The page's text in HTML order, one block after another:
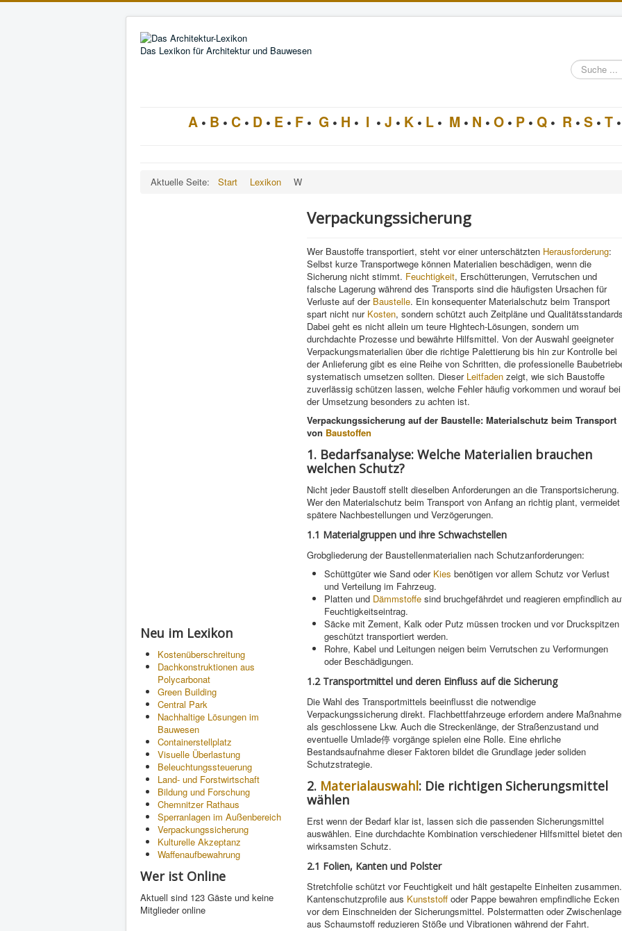
Das Lexikon für Architektur und Bauwesen
Suche
im
A • B • C • D • E • F • G • H • I • J • K • L • M • N • O • P • Q • R • S • T •
Aktuelle Seite: Start Lexikon W
Neu im Lexikon
Kostenüberschreitung
Dachkonstruktionen aus
Polycarbonat
Green Building
Central Park
Nachhaltige Lösungen im
Bauwesen
Containerstellplatz
Visuelle Überlastung
Beleuchtungssteuerung
Land- und Forstwirtschaft
Bildung und Forschung
Chemnitzer Rathaus
Sperranlagen im Außenbereich
Verpackungssicherung
Kulturelle Akzeptanz
Waffenaufbewahrung
Wer ist Online
Aktuell sind 123 Gäste und keine
Mitglieder online
Verpackungssicherung
Wer Baustoffe transportiert, steht vor einer unterschätzten Herausforderung:
Selbst kurze Transportwege können Materialien beschädigen, wenn die
Sicherung nicht stimmt. Feuchtigkeit, Erschütterungen, Verrutschen und
falsche Lagerung während des Transports sind die häufigsten Ursachen für
Verluste auf der Baustelle. Ein konsequenter Materialschutz beim Transport
spart nicht nur Kosten, sondern schützt auch Zeitpläne und
Dabei geht es nicht allein um teure Hightech-Lösungen, sondern um
durchdachte Prozesse und bewährte Hilfsmittel. Von der Auswahl geeigneter
Verpackungsmaterialien über die richtige Palettierung bis hin zur Kontrolle bei
der Anlieferung gibt es eine Reihe von Schritten, die professionelle
systematisch umsetzen sollten. Dieser Leitfaden zeigt, wie sich Baustoffe
zuverlässig schützen lassen, welche Fehler häufig vorkommen und worauf bei
der Umsetzung besonders zu achten ist.
Verpackungssicherung auf der Baustelle: Materialschutz beim Transport
von Baustoffen
1. Bedarfsanalyse: Welche Materialien brauchen
welchen Schutz?
Nicht jeder Baustoff stellt dieselben Anforderungen an die Transportsicherung.
Wer den Materialschutz beim Transport von Anfang an richtig plant, vermeidet
spätere Nachbestellungen und Verzögerungen.
1.1 Materialgruppen und ihre Schwachstellen
Grobgliederung der Baustellenmaterialien nach Schutzanforderungen:
Schüttgüter wie Sand oder Kies benötigen vor allem Schutz vor Verlust
und Verteilung im Fahrzeug.
Platten und Dämmstoffe sind bruchgefährdet und reagieren empfindlich
Feuchtigkeitseintrag.
Säcke mit Zement, Kalk oder Putz müssen trocken und vor Druckspitzen
geschützt transportiert werden.
Rohre, Kabel und Leitungen neigen beim Verrutschen zu Verformungen
oder Beschädigungen.
1.2 Transportmittel und deren Einfluss auf die Sicherung
Die Wahl des Transportmittels beeinflusst die notwendige
Verpackungssicherung direkt. Flachbettfahrzeuge erfordern andere
als geschlossene Lkw. Auch die Streckenlänge, der Straßenzustand und
eventuelle Umlade停 vorgänge spielen eine Rolle. Eine ehrliche
Bestandsaufnahme dieser Faktoren bildet die Grundlage jeder soliden
Schutzstrategie.
2. Materialauswahl: Die richtigen Sicherungsmittel
wählen
Erst wenn der Bedarf klar ist, lassen sich die passenden Sicherungsmittel
auswählen. Eine durchdachte Kombination verschiedener Hilfsmittel bietet den
wirksamsten Schutz.
2.1 Folien, Kanten und Polster
Stretchfolie schützt vor Feuchtigkeit und hält gestapelte Einheiten zusammen.
Kantenschutzprofile aus Kunststoff oder Pappe bewahren empfindliche Ecken
vor dem Einschneiden der Sicherungsmittel. Polstermatten oder
aus Schaumstoff reduzieren Stöße und Vibrationen während der Fahrt.